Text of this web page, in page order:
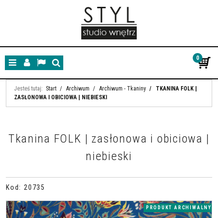
MenuPanelLangSzukaj
0
Jesteś tutaj: Start / Archiwum / Archiwum - Tkaniny /
TKANINA FOLK |
ZASŁONOWA I OBICIOWA | NIEBIESKI
Tkanina FOLK | zasłonowa i obiciowa |
niebieski
Kod : 20735
PRODUKT ARCHIWALNY